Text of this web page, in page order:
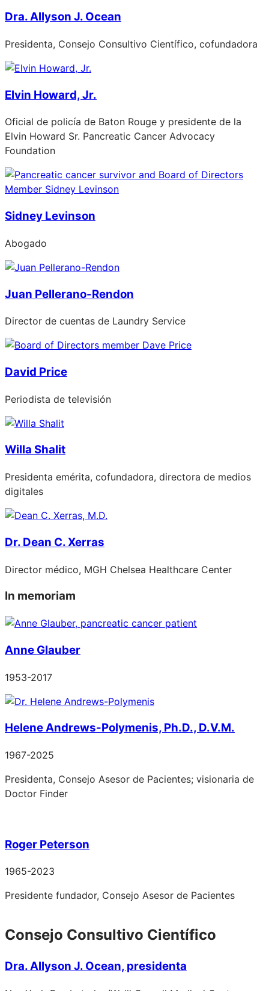
Dra. Allyson J. Ocean
Presidenta, Consejo Consultivo Científico, cofundadora
Elvin Howard, Jr.
Oficial de policía de Baton Rouge y presidente de la
Elvin Howard Sr. Pancreatic Cancer Advocacy
Foundation
Sidney Levinson
Abogado
Juan Pellerano-Rendon
Director de cuentas de Laundry Service
David Price
Periodista de televisión
Willa Shalit
Presidenta emérita, cofundadora, directora de medios
digitales
Dr. Dean C. Xerras
Director médico, MGH Chelsea Healthcare Center
In memoriam
Anne Glauber
1953-2017
Helene Andrews-Polymenis, Ph.D., D.V.M.
1967-2025
Presidenta, Consejo Asesor de Pacientes; visionaria de
Doctor Finder
Roger Peterson
1965-2023
Presidente fundador, Consejo Asesor de Pacientes
Consejo Consultivo Científico
Dra. Allyson J. Ocean, presidenta